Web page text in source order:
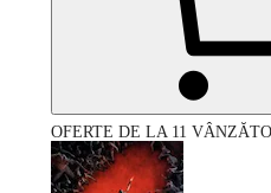
OFERTE DE LA 11